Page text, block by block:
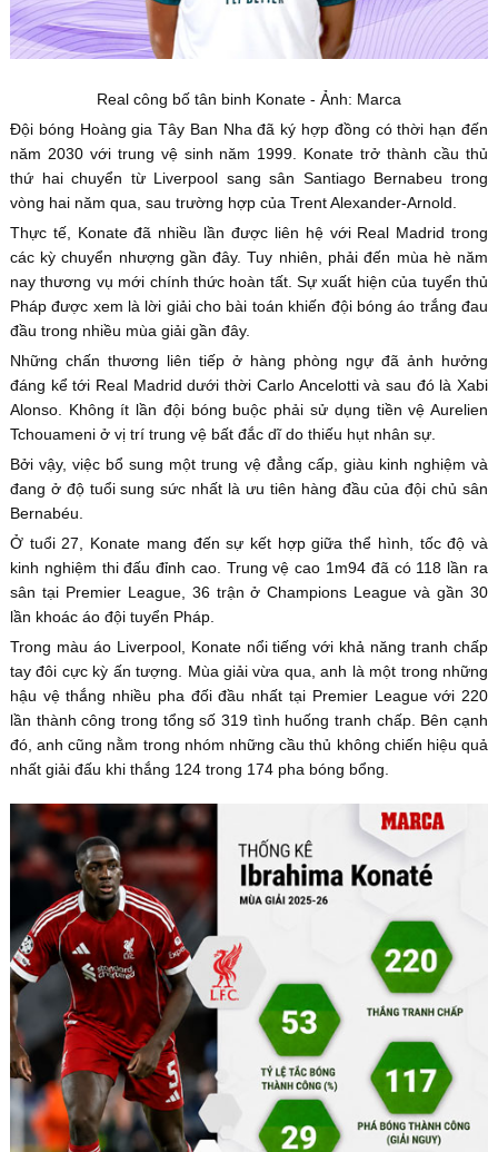
Real công bố tân binh Konate - Ảnh: Marca
Đội bóng Hoàng gia Tây Ban Nha đã ký hợp đồng có thời hạn đến
năm 2030 với trung vệ sinh năm 1999. Konate trở thành cầu thủ
thứ hai chuyển từ Liverpool sang sân Santiago Bernabeu trong
vòng hai năm qua, sau trường hợp của Trent Alexander-Arnold.
Thực tế, Konate đã nhiều lần được liên hệ với Real Madrid trong
các kỳ chuyển nhượng gần đây. Tuy nhiên, phải đến mùa hè năm
nay thương vụ mới chính thức hoàn tất. Sự xuất hiện của tuyển thủ
Pháp được xem là lời giải cho bài toán khiến đội bóng áo trắng đau
đầu trong nhiều mùa giải gần đây.
Những chấn thương liên tiếp ở hàng phòng ngự đã ảnh hưởng
đáng kể tới Real Madrid dưới thời Carlo Ancelotti và sau đó là Xabi
Alonso. Không ít lần đội bóng buộc phải sử dụng tiền vệ Aurelien
Tchouameni ở vị trí trung vệ bất đắc dĩ do thiếu hụt nhân sự.
Bởi vậy, việc bổ sung một trung vệ đẳng cấp, giàu kinh nghiệm và
đang ở độ tuổi sung sức nhất là ưu tiên hàng đầu của đội chủ sân
Bernabéu.
Ở tuổi 27, Konate mang đến sự kết hợp giữa thể hình, tốc độ và
kinh nghiệm thi đấu đỉnh cao. Trung vệ cao 1m94 đã có 118 lần ra
sân tại Premier League, 36 trận ở Champions League và gần 30
lần khoác áo đội tuyển Pháp.
Trong màu áo Liverpool, Konate nổi tiếng với khả năng tranh chấp
tay đôi cực kỳ ấn tượng. Mùa giải vừa qua, anh là một trong những
hậu vệ thắng nhiều pha đối đầu nhất tại Premier League với 220
lần thành công trong tổng số 319 tình huống tranh chấp. Bên cạnh
đó, anh cũng nằm trong nhóm những cầu thủ không chiến hiệu quả
nhất giải đấu khi thắng 124 trong 174 pha bóng bổng.